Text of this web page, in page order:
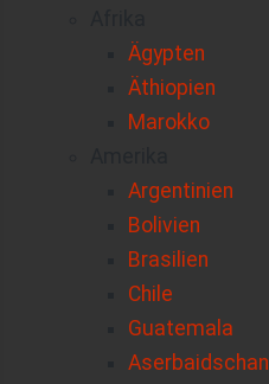
Ägypten
Äthiopien
Marokko
Argentinien
Bolivien
Brasilien
Chile
Guatemala
Aserbaidschan